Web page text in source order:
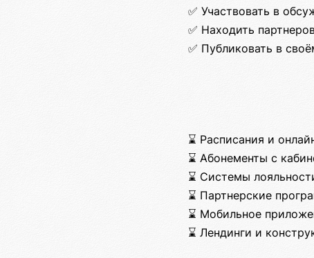
✅ Участвовать в
✅ Находить
✅ Публиковать в
⌛ Расписания и
⌛ Абонементы с
⌛ Системы
⌛ Партнерские
⌛ Мобильное
⌛ Лендинги и